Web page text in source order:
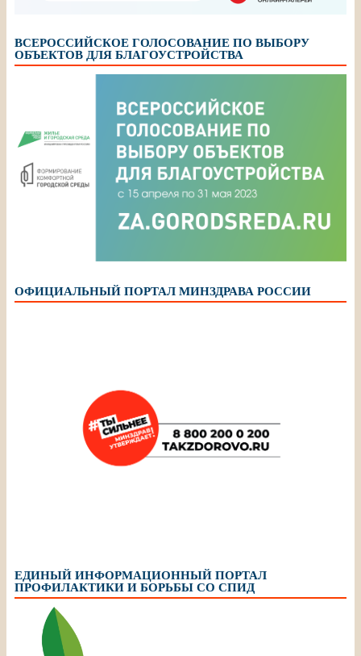
ВСЕРОССИЙСКОЕ ГОЛОСОВАНИЕ ПО ВЫБОРУ
ОБЪЕКТОВ ДЛЯ БЛАГОУСТРОЙСТВА
ОФИЦИАЛЬНЫЙ ПОРТАЛ МИНЗДРАВА РОССИИ
ЕДИНЫЙ ИНФОРМАЦИОННЫЙ ПОРТАЛ
ПРОФИЛАКТИКИ И БОРЬБЫ СО СПИД